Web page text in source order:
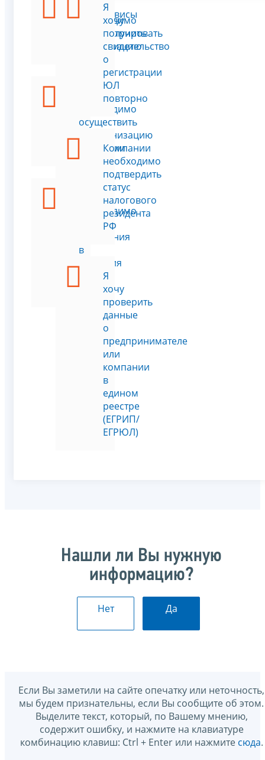
необходимо
зарегистрировать
организацию
необходимо
осуществить
реорганизацию
компании
необходимо
внести
изменения
в
сведения
ЮЛ
Я
хочу
получить
свидетельство
о
регистрации
ЮЛ
повторно
Компании
необходимо
подтвердить
статус
налогового
резидента
РФ
Я
хочу
проверить
данные
о
предпринимателе
или
компании
в
едином
реестре
(ЕГРИП/
ЕГРЮЛ)
Все сервисы
Нашли ли Вы нужную
информацию?
Нет Да
Если Вы заметили на сайте опечатку или неточность,
мы будем признательны, если Вы сообщите об этом.
Выделите текст, который, по Вашему мнению,
содержит ошибку, и нажмите на клавиатуре
комбинацию клавиш: Ctrl + Enter или нажмите сюда.